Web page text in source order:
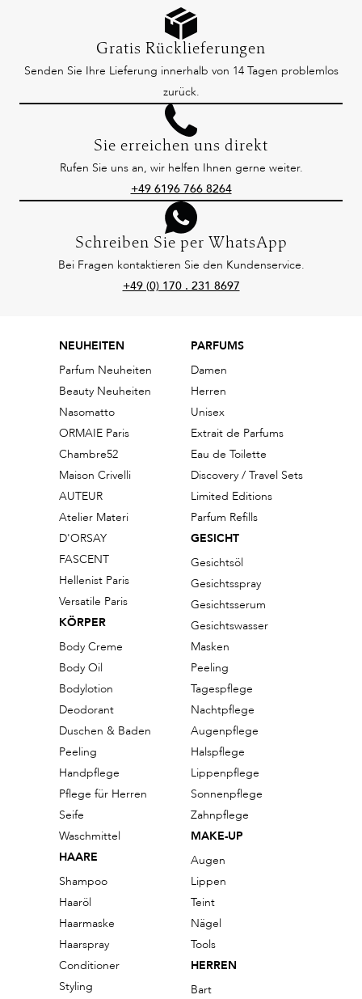
Gratis Rücklieferungen
Senden Sie Ihre Lieferung innerhalb von 14 Tagen problemlos
zurück.
Sie erreichen uns direkt
Rufen Sie uns an, wir helfen Ihnen gerne weiter.
+49 6196 766 8264
Schreiben Sie per WhatsApp
Bei Fragen kontaktieren Sie den Kundenservice.
+49 (0) 170 . 231 8697
NEUHEITEN
Parfum Neuheiten
Beauty Neuheiten
Nasomatto
ORMAIE Paris
Chambre52
Maison Crivelli
AUTEUR
Atelier Materi
D'ORSAY
FASCENT
Hellenist Paris
Versatile Paris
KÖRPER
Body Creme
Body Oil
Bodylotion
Deodorant
Duschen & Baden
Peeling
Handpflege
Pflege für Herren
Seife
Waschmittel
HAARE
Shampoo
Haaröl
Haarmaske
Haarspray
Conditioner
Styling
PARFUMS
Damen
Herren
Unisex
Extrait de Parfums
Eau de Toilette
Discovery / Travel Sets
Limited Editions
Parfum Refills
GESICHT
Gesichtsöl
Gesichtsspray
Gesichtsserum
Gesichtswasser
Masken
Peeling
Tagespflege
Nachtpflege
Augenpflege
Halspflege
Lippenpflege
Sonnenpflege
Zahnpflege
MAKE-UP
Augen
Lippen
Teint
Nägel
Tools
HERREN
Bart